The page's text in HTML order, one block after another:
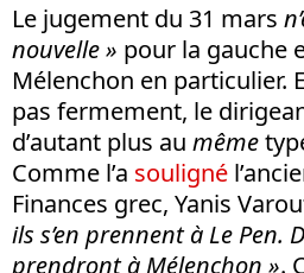
Le jugement du 31 mars
nouvelle » pour la gauche
Mélenchon en particulier.
pas fermement, le
d’autant plus au même
Comme l’a souligné
Finances grec, Yanis
ils s’en prennent à Le Pen.
prendront à Mélenchon ».